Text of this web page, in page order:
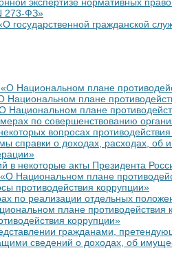
273-ФЗ»
гражданской
Национальном плане
плане
плане
по совершенствованию
вопросах
о доходах, расходах, об
некоторые акты Президента
Национальном плане
противодействия коррупции»
по реализации отдельных
плане противодействия
коррупции»
гражданами,
сведений о доходах, об